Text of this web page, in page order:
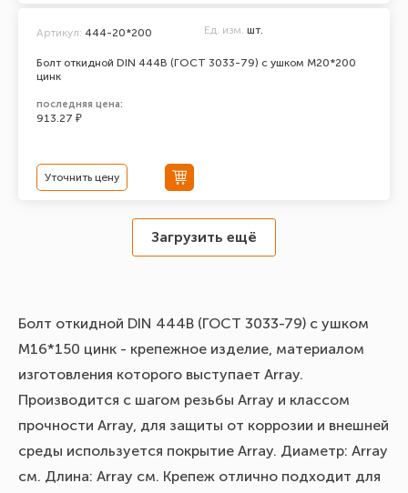
Болт откидной DIN 444В (ГОСТ 3033-79) с ушком М20*200
цинк
Артикул: 444-20*200 Ед. изм. шт.
последняя цена:
913.27 ₽
Уточнить цену
Загрузить ещё
Болт откидной DIN 444В (ГОСТ 3033-79) с ушком
М16*150 цинк - крепежное изделие, материалом
изготовления которого выступает Array.
Производится с шагом резьбы Array и классом
прочности Array, для защиты от коррозии и внешней
среды используется покрытие Array. Диаметр: Array
см. Длина: Array см. Крепеж отлично подходит для